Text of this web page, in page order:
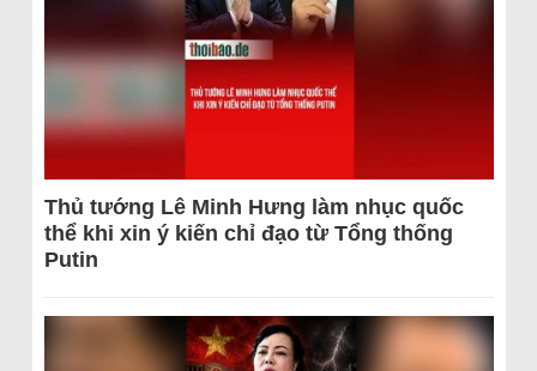
Thủ tướng Lê Minh Hưng làm nhục quốc
thể khi xin ý kiến chỉ đạo từ Tổng thống
Putin